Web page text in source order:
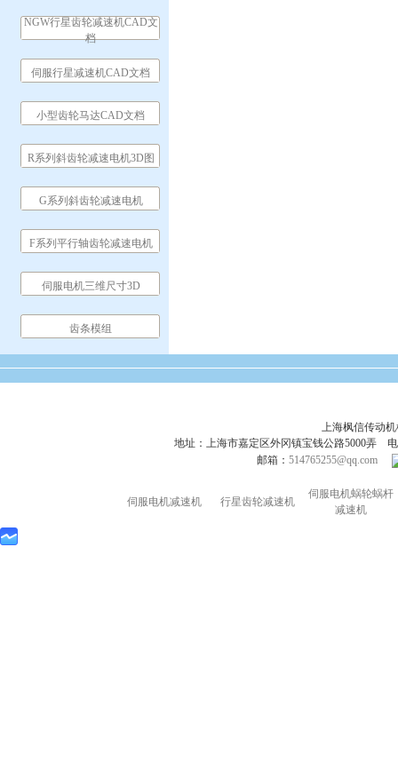
NGW行星齿轮减速机CAD文
档
伺服行星减速机CAD文档
小型齿轮马达CAD文档
R系列斜齿轮减速电机3D图
G系列斜齿轮减速电机
F系列平行轴齿轮减速电机
伺服电机三维尺寸3D
齿条模组
上海枫信传动
地址：上海市嘉定区外冈镇宝钱公路5000弄 电
邮箱：514765255@qq.com
伺服电机减速机 行星齿轮减速机
伺服电机蜗轮蜗杆
减速机